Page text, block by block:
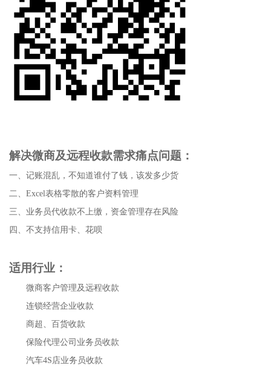
解决微商及远程收款需求痛点问题：
一、 记账混乱，不知道谁付了钱，该发多少货
二、 Excel表格零散的客户资料管理
三、 业务员代收款不上缴，资金管理存在风险
四、 不支持信用卡、花呗
适用行业：
微商客户管理及远程收款
连锁经营企业收款
商超、百货收款
保险代理公司业务员收款
汽车4S店业务员收款